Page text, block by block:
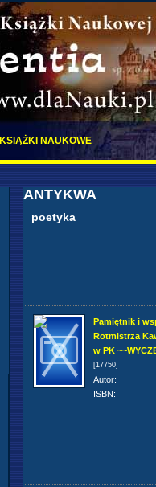
KSIĄŻKI NAUKOWE
ANTYKWA
poetyka
Pamiętnik i
Rotmistrza
w PK
[17750]
Autor:
ISBN: